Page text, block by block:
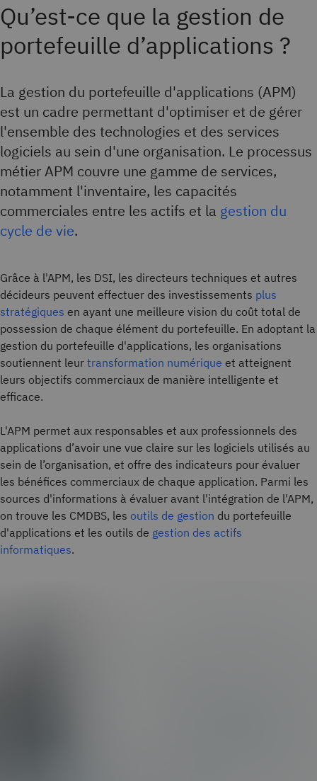
Qu’est-ce que la gestion de
portefeuille d’applications ?
La gestion du portefeuille d'applications (APM)
est un cadre permettant d'optimiser et de gérer
l'ensemble des technologies et des services
logiciels au sein d'une organisation. Le processus
métier APM couvre une gamme de services,
notamment l'inventaire, les capacités
commerciales entre les actifs et la gestion du
cycle de vie.
Grâce à l'APM, les DSI, les directeurs techniques et autres
décideurs peuvent effectuer des investissements plus
stratégiques en ayant une meilleure vision du coût total de
possession de chaque élément du portefeuille. En adoptant la
gestion du portefeuille d'applications, les organisations
soutiennent leur transformation numérique et atteignent
leurs objectifs commerciaux de manière intelligente et
efficace.
L'APM permet aux responsables et aux professionnels des
applications d’avoir une vue claire sur les logiciels utilisés au
sein de l’organisation, et offre des indicateurs pour évaluer
les bénéfices commerciaux de chaque application. Parmi les
sources d'informations à évaluer avant l'intégration de l'APM,
on trouve les CMDBS, les outils de gestion du portefeuille
d'applications et les outils de gestion des actifs
informatiques.